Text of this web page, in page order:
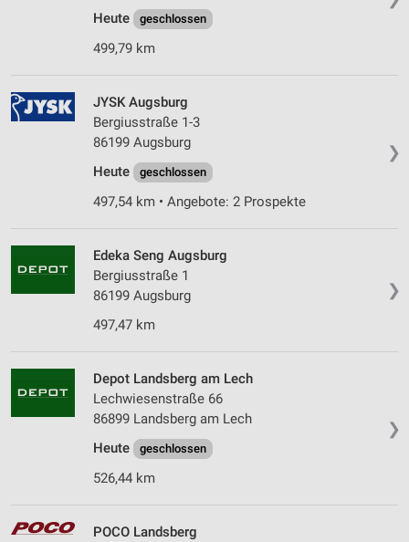
Heute
geschlossen
499,79 km
❯
JYSK Augsburg
Bergiusstraße 1-3
86199 Augsburg
Heute
geschlossen
497,54 km • Angebote: 2 Prospekte
❯
Edeka Seng Augsburg
Bergiusstraße 1
86199 Augsburg
497,47 km
❯
Depot Landsberg am Lech
Lechwiesenstraße 66
86899 Landsberg am Lech
Heute
geschlossen
526,44 km
POCO Landsberg